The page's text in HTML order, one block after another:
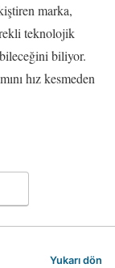
marka,
teknolojik
biliyor.
hız kesmeden
Yukarı dön